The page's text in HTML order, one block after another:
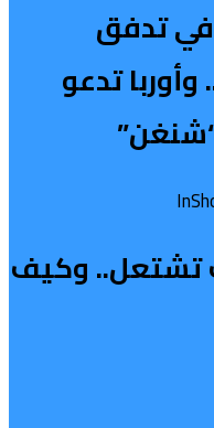
في تدفق
تدعو
تشتعل.. وكيف